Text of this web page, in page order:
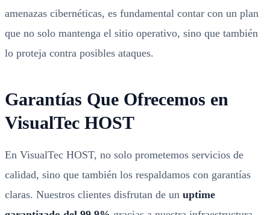
amenazas cibernéticas, es fundamental contar con un plan
que no solo mantenga el sitio operativo, sino que también
lo proteja contra posibles ataques.
Garantías Que Ofrecemos en
VisualTec HOST
En VisualTec HOST, no solo prometemos servicios de
calidad, sino que también los respaldamos con garantías
claras. Nuestros clientes disfrutan de un uptime